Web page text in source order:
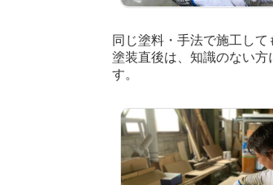
同じ塗料・手法で施工して
塗装直後は、知識のない
す。